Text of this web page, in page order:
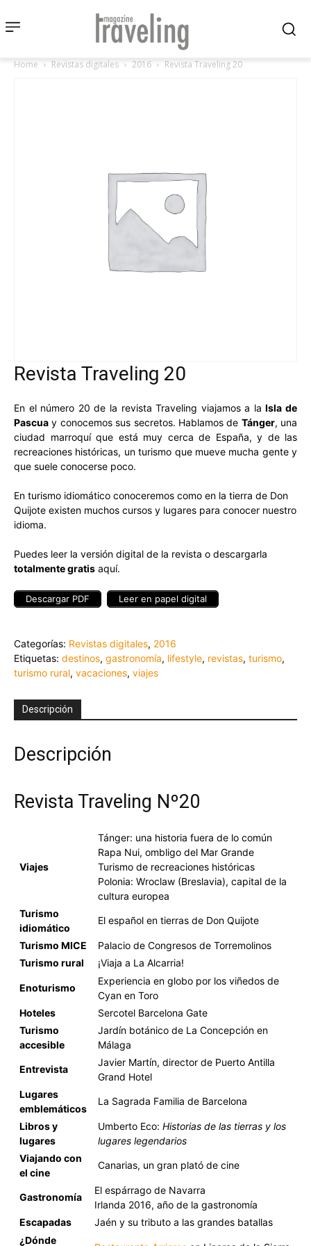
Home Revistas digitales 2016 Revista Traveling 20
Revista Traveling 20
En el número 20 de la revista Traveling viajamos a laIsla de
Pascua y conocemos sus secretos. Hablamos de Tánger, una
ciudad marroquí que está muy cerca de España, y de las
recreaciones históricas, un turismo que mueve mucha gente y
que suele conocerse poco.
En turismo idiomático conoceremos como en la tierra de Don
Quijote existen muchos cursos y lugares para conocer nuestro
idioma.
Puedes leer la versión digital de la revista o descargarla
totalmente gratis aquí.
Descargar PDF Leer en papel digital
Categorías: Revistas digitales, 2016
Etiquetas: destinos, gastronomía, lifestyle, revistas, turismo,
turismo rural, vacaciones, viajes
Descripción
Descripción
Revista Traveling Nº20
Viajes
Tánger: una historia fuera de lo común
Rapa Nui, ombligo del Mar Grande
Turismo de recreaciones históricas
Polonia: Wroclaw (Breslavia), capital de la
cultura europea
Turismo
idiomático
El español en tierras de Don Quijote
Turismo MICE
Palacio de Congresos de Torremolinos
Turismo rural
¡Viaja a La Alcarria!
Enoturismo
Experiencia en globo por los viñedos de
Cyan en Toro
Hoteles
Sercotel Barcelona Gate
Turismo
accesible
Jardín botánico de La Concepción en
Málaga
Entrevista
Javier Martín, director de Puerto Antilla
Grand Hotel
Lugares
emblemáticos
La Sagrada Familia de Barcelona
Libros y
lugares
Umberto Eco: Historias de las tierras y los
lugares legendarios
Viajando con
el cine
Canarias, un gran plató de cine
Gastronomía
El espárrago de Navarra
Irlanda 2016, año de la gastronomía
Escapadas
Jaén y su tributo a las grandes batallas
¿Dónde